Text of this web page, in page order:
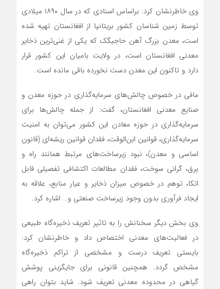
وی خاطرنشان کرد: براساس اسنادی که در سال ۱۸۹۰ میلادی
توسط زمین شناسان کشور بریتانیا از افغانستان تهیه شده
است، معدن بزرگ آهن حاجیگک که یکی از غنی‌ترین ذخایر
معدنی افغانستان است، در ولایت بامیان این کشور قرار
دارد و تاکنون این معدن دست نخورده باقی مانده است.
مافی در خصوص چالش‌های سرمایه‌گذاری در حوزه معدن و
صنایع معدنی افغانستان، گفت: از جمله چالش‌ها برای
سرمایه‌گذاری در حوزه معادن این کشور می‌توان به امنیت
سرمایه‌گذاری، قوانین ابن‌الوقت، فقدان قوانین ریشه‌ای (قانون
اساسی و معدن)، نبود زیرساخت‌های مرتبط همانند راه و
برق، گرانی سوخت، فقدان مطالعات اکتشافی تفصیلی قابل
اتکا، توهم در خصوص میزان ذخایر و عیار منابع، علاقه به
ایجاد فرآوری بدون وجود زیرساخت صنعتی و… اشاره کرد.
وی بخش دیگر سخنانش را به تاثیر تعریف ذخیره‌گاه طبیعی
در فعالیت‌های معدنی اختصاص داد و خاطرنشان کرد:
بایستی تعریف درست و مشخصی از تراکم ذخیره‌گاه
مشخص گردد. همچنین قانونی برای جایگزینی پوشش
گیاهی در محدوده معدنی تعریف شود. شاید بتوان راهی